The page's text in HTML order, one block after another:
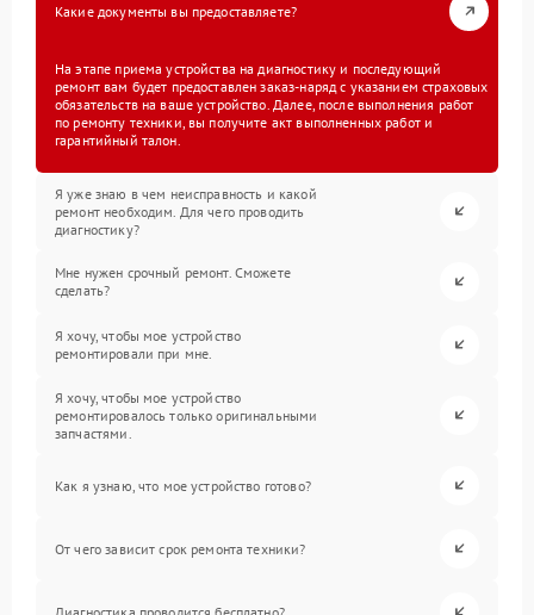
Какие документы вы предоставляете?
На этапе приема устройства на диагностику и последующий
ремонт вам будет предоставлен заказ-наряд с указанием страховых
обязательств на ваше устройство. Далее, после выполнения работ
по ремонту техники, вы получите акт выполненных работ и
гарантийный талон.
Я уже знаю в чем неисправность и какой
ремонт необходим. Для чего проводить
диагностику?
Мне нужен срочный ремонт. Сможете
сделать?
Я хочу, чтобы мое устройство
ремонтировали при мне.
Я хочу, чтобы мое устройство
ремонтировалось только оригинальными
запчастями.
Как я узнаю, что мое устройство готово?
От чего зависит срок ремонта техники?